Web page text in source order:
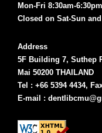
Mon-Fri 8:30am-6:30pm
Closed on Sat-Sun
Address
5F Building 7, Suthep
Mai 50200 THAILAND
Tel : +66 5394 4434,
E-mail :